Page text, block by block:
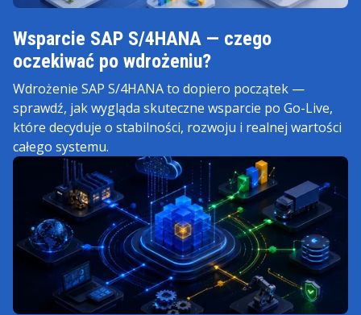
Wsparcie SAP S/4HANA — czego
oczekiwać po wdrożeniu?
Wdrożenie SAP S/4HANA to dopiero początek —
sprawdź, jak wygląda skuteczne wsparcie po Go-Live,
które decyduje o stabilności, rozwoju i realnej wartości
całego systemu.